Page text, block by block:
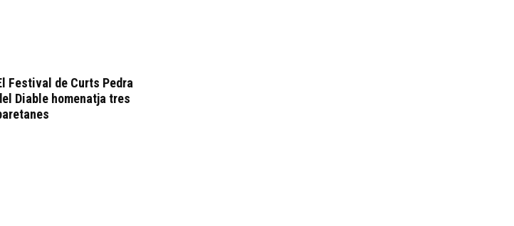
Festival de Curts Pedra
Diable homenatja tres